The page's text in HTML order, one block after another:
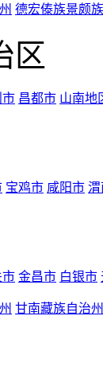
德宏傣族景颇
区
市 昌都市 山南地
宝鸡市 咸阳市 渭
市 金昌市 白银市
甘南藏族自治州